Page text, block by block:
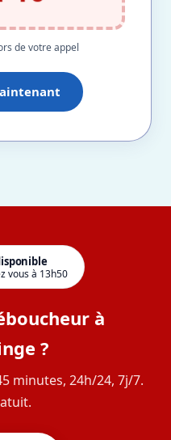
de votre appel
vous à 13h50
à
?
minutes, 24h/24, 7j/7.